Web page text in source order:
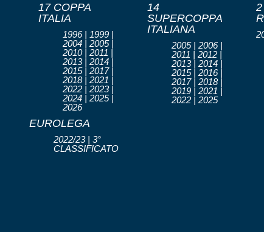
17 COPPA
ITALIA
1996 | 1999 |
2004 | 2005 |
2010 | 2011 |
2013 | 2014 |
2015 | 2017 |
2018 | 2021 |
2022 | 2023 |
2024 | 2025 |
2026
EUROLEGA
2022/23 | 3°
CLASSIFICATO
14
SUPERCOPPA
ITALIANA
2005 | 2006 |
2011 | 2012 |
2013 | 2014 |
2015 | 2016 |
2017 | 2018 |
2019 | 2021 |
2022 | 2025